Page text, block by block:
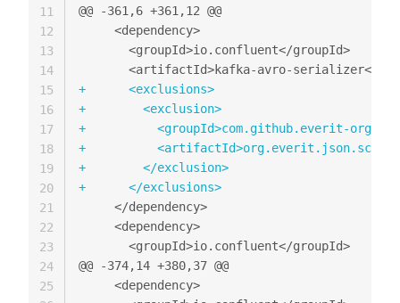
@@ -361,6 +361,12 @@
+
+
+
+
+
+
@@ -374,14 +380,37 @@
11
12
13
14
15
16
17
18
19
20
21
22
23
24
25